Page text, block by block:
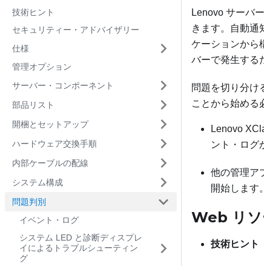
技術ヒント
セキュリティー・アドバイザリー
仕様
管理オプション
サーバー・コンポーネント
部品リスト
開梱とセットアップ
ハードウェア交換手順
内部ケーブルの配線
システム構成
問題判別
イベント・ログ
システム LED と診断ディスプレ
イによるトラブルシューティン
グ
Lenovo サーバ
きます。自動通
ケーションから
バーで発生する
問題を切り分け
ことから始める
Lenovo
ント・ログ
他の管理ア
開始します。
Web リソ
技術ヒント